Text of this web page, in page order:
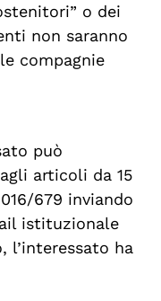
o dei
non saranno
compagnie
può
articoli da 15
679 inviando
istituzionale
l’interessato ha